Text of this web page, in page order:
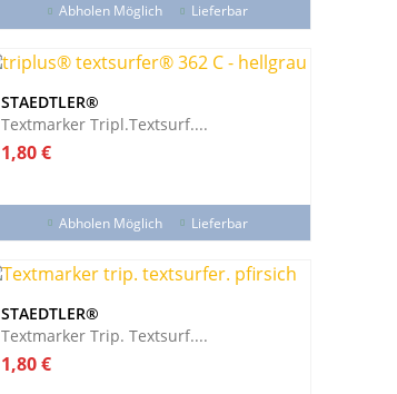
Abholen Möglich Lieferbar
STAEDTLER®
Textmarker Tripl.textsurf....
Preis
1,80 €
Abholen Möglich Lieferbar
STAEDTLER®
Textmarker Trip. Textsurf....
Preis
1,80 €